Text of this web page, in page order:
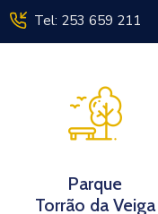
Tel: 253 659 211
Parque
Torrão da Veiga